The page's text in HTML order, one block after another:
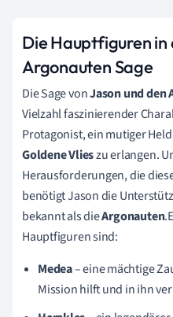
Die Hauptfiguren in
Argonauten Sage
Die Sage vonJason und den
Vielzahl faszinierender
Protagonist, ein mutiger
Goldene Vlieszu erlangen.
Herausforderungen, die
benötigt Jason die
bekannt als dieArgonauten
Hauptfiguren sind:
Medea– eine mächtige
Mission hilft und in ihn